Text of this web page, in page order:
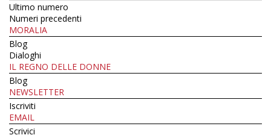
Ultimo numero
Numeri precedenti
MORALIA
Blog
Dialoghi
IL REGNO DELLE DONNE
Blog
NEWSLETTER
Iscriviti
EMAIL
Scrivici